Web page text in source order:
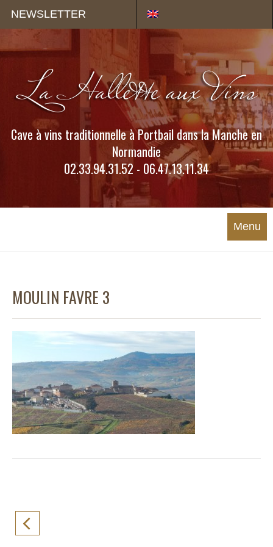
NEWSLETTER
Cave à vins traditionnelle à Portbail dans la Manche en
Normandie
02.33.94.31.52 - 06.47.13.11.34
Menu
MOULIN FAVRE 3
Panneau de gestion des cookies